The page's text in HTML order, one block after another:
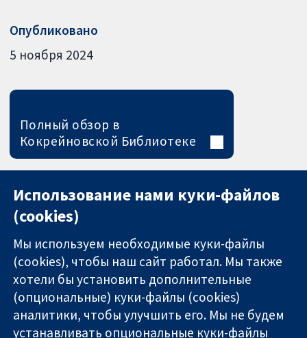
Опубликовано
5 ноября 2024
Полный обзор в
Кокрейновской Библиотеке
11-13 Cavendish
Связаться с
Использование нами куки-файлов
(cookies)
Мы используем необходимые куки-файлы
(cookies), чтобы наш сайт работал. Мы также
хотели бы установить дополнительные
(опциональные) куки-файлы (cookies)
аналитики, чтобы улучшить его. Мы не будем
устанавливать опциональные куки-файлы